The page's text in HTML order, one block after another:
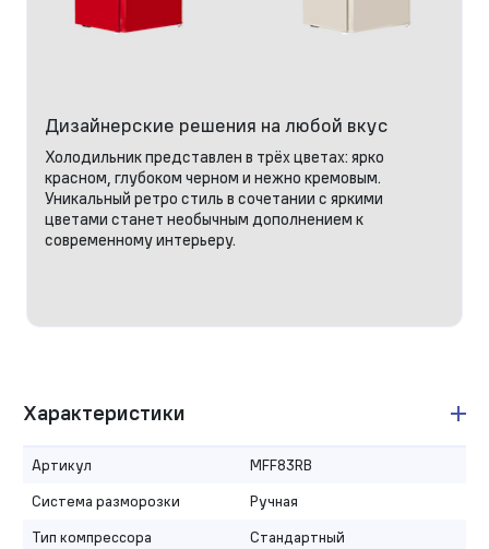
Дизайнерские решения на любой вкус
Холодильник представлен в трёх цветах: ярко
красном, глубоком черном и нежно кремовым.
Уникальный ретро стиль в сочетании с яркими
цветами станет необычным дополнением к
современному интерьеру.
Характеристики
Артикул
MFF83RB
Система разморозки
Ручная
Тип компрессора
Стандартный